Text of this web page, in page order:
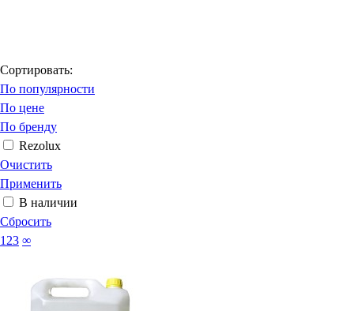
Сортировать:
По популярности
По цене
По бренду
Rezolux
Очистить
Применить
В наличии
Сбросить
123 ∞